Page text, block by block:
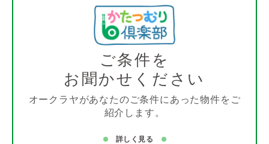
ご条件を
お聞かせください
オークラヤがあなたのご条件にあった物件をご
紹介します。
詳しく見る